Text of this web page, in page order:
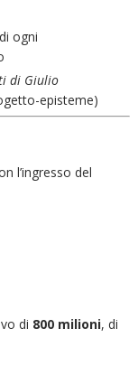
ogni
di Giulio
episteme)
l’ingresso del
di 800 milioni, di